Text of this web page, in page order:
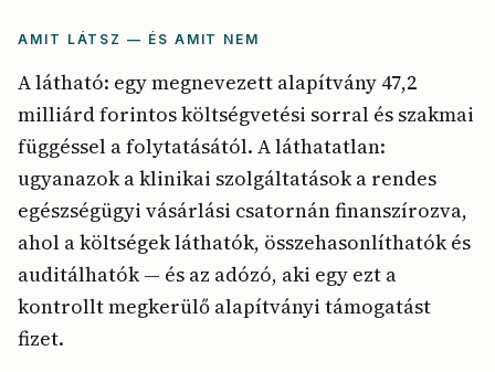
AMIT LÁTSZ — ÉS AMIT NEM
A látható: egy megnevezett alapítvány 47,2
milliárd forintos költségvetési sorral és szakmai
függéssel a folytatásától. A láthatatlan:
ugyanazok a klinikai szolgáltatások a rendes
egészségügyi vásárlási csatornán finanszírozva,
ahol a költségek láthatók, összehasonlíthatók és
auditálhatók — és az adózó, aki egy ezt a
kontrollt megkerülő alapítványi támogatást
fizet.